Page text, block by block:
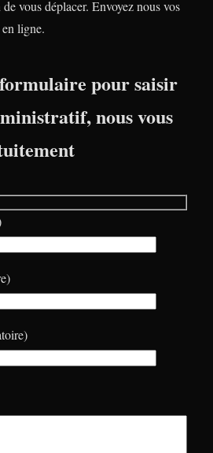
vous déplacer. Envoyez nous vos
ligne.
pour saisir
nous vous